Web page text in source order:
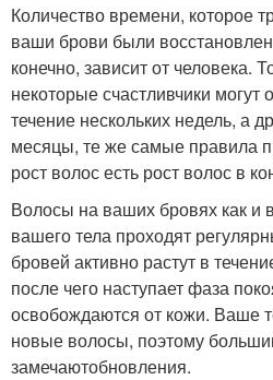
Количество времени, которое
ваши брови были
конечно, зависит от человека.
некоторые счастливчики могут
течение нескольких недель, а
месяцы, те же самые правила
рост волос есть рост волос в
Волосы на ваших бровях как и
вашего тела проходят
бровей активно растут в
после чего наступает фаза
освобождаются от кожи. Ваше
новые волосы, поэтому
замечаютобновления.